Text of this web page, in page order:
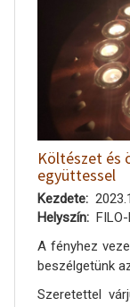
Költészet és
együttessel
Kezdete
Helyszín
A fényhez
beszélgetünk
Szeretettel